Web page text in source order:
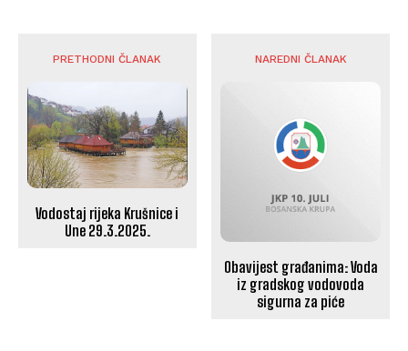
PRETHODNI ČLANAK
Vodostaj rijeka Krušnice i
Une 29.3.2025.
NAREDNI ČLANAK
Obavijest građanima: Voda
iz gradskog vodovoda
sigurna za piće